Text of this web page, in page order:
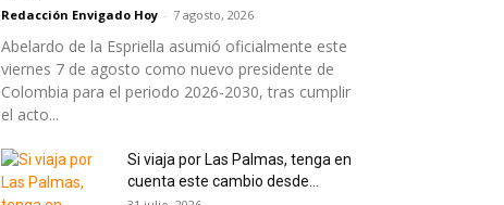
Redacción Envigado Hoy - 7 agosto, 2026
Abelardo de la Espriella asumió oficialmente este
viernes 7 de agosto como nuevo presidente de
Colombia para el periodo 2026-2030, tras cumplir
el acto...
Si viaja por Las Palmas, tenga en
cuenta este cambio desde...